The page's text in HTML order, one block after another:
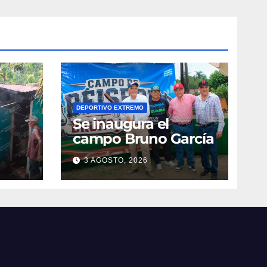
DEPORTIVO EXTREMO
Se inaugura el
campo Bruno García
3 AGOSTO, 2026